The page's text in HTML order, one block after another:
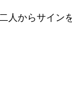
からサイン